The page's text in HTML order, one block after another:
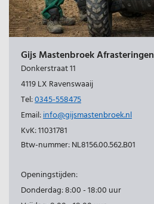
Gijs Mastenbroek Afrasteringen
Donkerstraat 11
4119 LX Ravenswaaij
Tel:0345-558475
Email:info@gijsmastenbroek.nl
KvK: 11031781
Btw-nummer: NL8156.00.562.B01
Openingstijden:
Donderdag: 8:00 - 18:00 uur